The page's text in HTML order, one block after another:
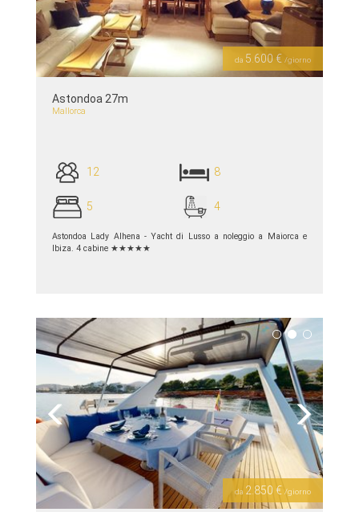
Previous Next
da 5.600 € /giorno
Astondoa 27m
Mallorca
12 8
5 4
Astondoa Lady Alhena - Yacht di Lusso a noleggio a Maiorca e
Ibiza. 4 cabine ★★★★★
piú dettagli >>
Previous Next
da 2.850 € /giorno